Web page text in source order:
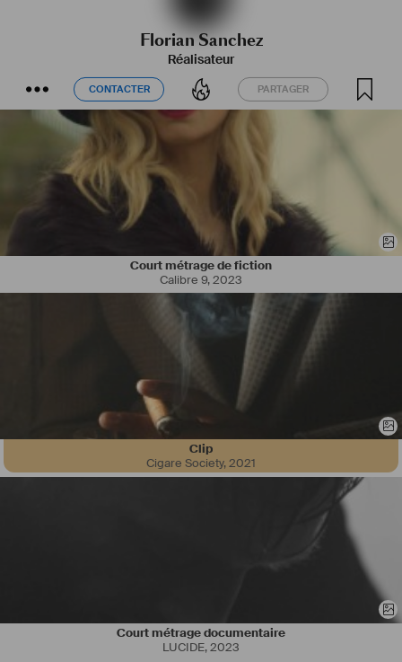
Florian Sanchez
Réalisateur
CONTACTER PARTAGER
CONTACTER PARTAGER
Court métrage de fiction
Calibre 9,2023
Clip
Cigare Society,2021
Court métrage documentaire
LUCIDE,2023